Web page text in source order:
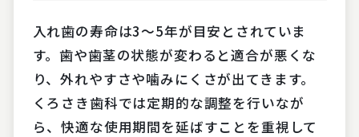
入れ歯の寿命は3〜5年が目安とされていま
す。歯や歯茎の状態が変わると適合が悪くな
り、外れやすさや噛みにくさが出てきます。
くろさき歯科では定期的な調整を行いなが
ら、快適な使用期間を延ばすことを重視して